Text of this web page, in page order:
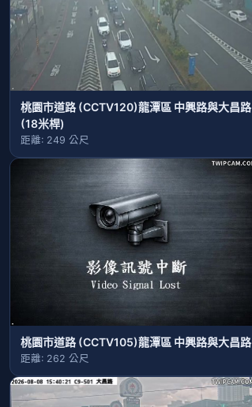
桃園市道路 (CCTV120)龍潭區 中興路與大昌路
(18米桿)
距離: 249 公尺
桃園市道路 (CCTV105)龍潭區 中興路與大昌路
距離: 262 公尺